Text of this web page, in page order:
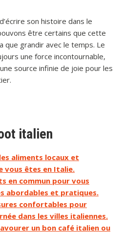
son histoire dans le
être certains que cette
que grandir avec le temps. Le
une force incontournable,
source infinie de joie pour les
italien
aliments locaux et
vous êtes en Italie.
en commun pour vous
abordables et pratiques.
confortables pour
dans les villes italiennes.
un bon café italien ou